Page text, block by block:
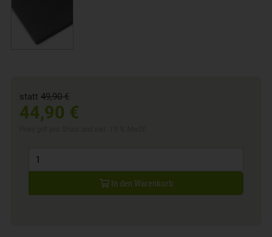
statt 49,90 €
44,90 €
In den Warenkorb